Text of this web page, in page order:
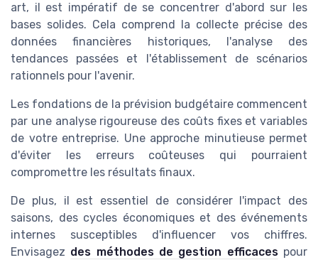
art, il est impératif de se concentrer d'abord sur les
bases solides. Cela comprend la collecte précise des
données financières historiques, l'analyse des
tendances passées et l'établissement de scénarios
rationnels pour l'avenir.
Les fondations de la prévision budgétaire commencent
par une analyse rigoureuse des coûts fixes et variables
de votre entreprise. Une approche minutieuse permet
d'éviter les erreurs coûteuses qui pourraient
compromettre les résultats finaux.
De plus, il est essentiel de considérer l'impact des
saisons, des cycles économiques et des événements
internes susceptibles d'influencer vos chiffres.
Envisagez des méthodes de gestion efficacespour